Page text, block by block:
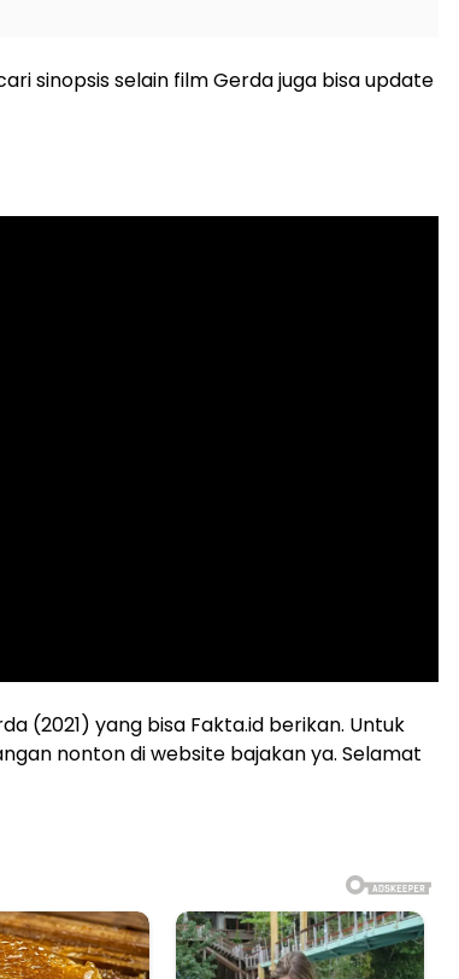
sinopsis selain film Gerda juga bisa update
(2021) yang bisa Fakta.id berikan. Untuk
nonton di website bajakan ya. Selamat